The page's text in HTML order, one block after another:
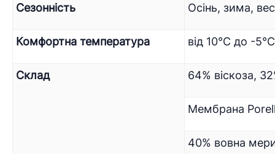
Сезонність Осінь, зима,
Комфортна температура від 10°C до -5°C
Склад 64% віскоза,
Мембрана
40% вовна